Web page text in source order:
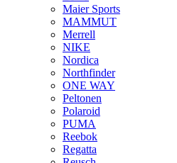
Maier Sports
MAMMUT
Merrell
NIKE
Nordica
Northfinder
ONE WAY
Peltonen
Polaroid
PUMA
Reebok
Regatta